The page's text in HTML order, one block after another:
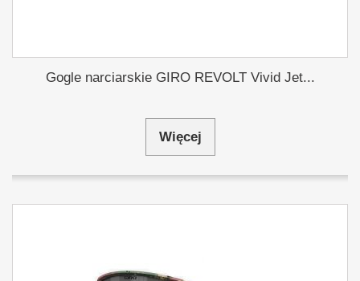
Gogle narciarskie GIRO REVOLT Vivid Jet...
Więcej